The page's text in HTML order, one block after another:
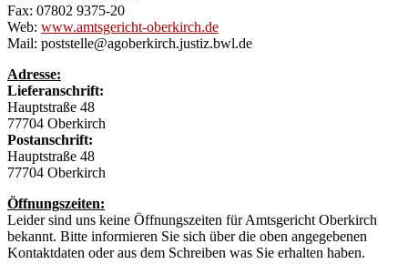
Fax: 07802 9375-20
Web: www.amtsgericht-oberkirch.de
Mail: poststelle@agoberkirch.justiz.bwl.de
Adresse:
Lieferanschrift:
Hauptstraße 48
77704 Oberkirch
Postanschrift:
Hauptstraße 48
77704 Oberkirch
Öffnungszeiten:
Leider sind uns keine Öffnungszeiten für Amtsgericht Oberkirch
bekannt. Bitte informieren Sie sich über die oben angegebenen
Kontaktdaten oder aus dem Schreiben was Sie erhalten haben.